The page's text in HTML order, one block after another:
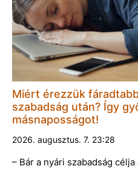
Miért érezzük
szabadság után? Így
másnaposságot!
2026. augusztus. 7. 23:28
– Bár a nyári szabadság